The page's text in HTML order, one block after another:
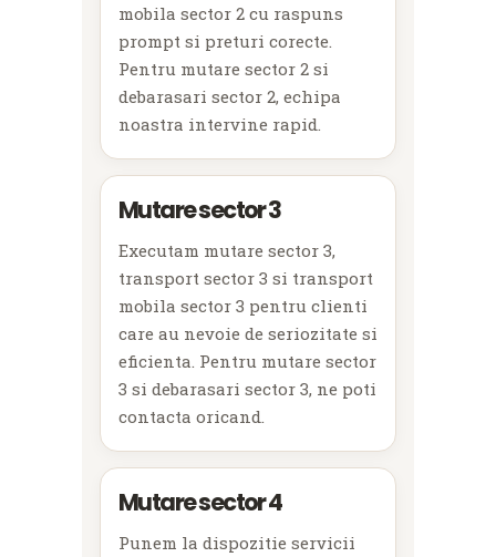
mobila sector 2 cu raspuns
prompt si preturi corecte.
Pentru mutare sector 2 si
debarasari sector 2, echipa
noastra intervine rapid.
Mutare sector 3
Executam mutare sector 3,
transport sector 3 si transport
mobila sector 3 pentru clienti
care au nevoie de seriozitate si
eficienta. Pentru mutare sector
3 si debarasari sector 3, ne poti
contacta oricand.
Mutare sector 4
Punem la dispozitie servicii